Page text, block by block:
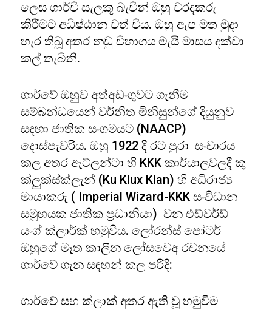
ලෙස ගාර්වි සැලකූ බැවින් ඔහු වරදකරු
කිරීමට අධිෂ්ඨාන වත් විය. ඔහු ඇප මත මුදා
හැර තිබූ අතර නඩු විභාගය මැයි මාසය දක්වා
කල් තැබිනි.
ගාර්වේ ඔහුව අත්අඩංගුවට ගැනීම
සම්බන්ධයෙන් වර්නිත මිනිසුන්ගේ දියුනුව
සඳහා ජාතික සංගමයට (NAACP)
දොස්පැවරීය. ඔහු 1922 දී රට පුරා සංචාරය
කල අතර ඇට්ලන්ටා හි KKK කාර්යාලවලදී කු
ක්ලුක්ස්ක්ලැන් (Ku Klux Klan) හි අධිරාජ්‍ය
මායාකරු ( Imperial Wizard-KKK සංවිධාන
සමූහයක ජාතික ප්‍රධානියා) වන එඩ්වර්ඩ්
යංග් ක්ලාර්ක් හමුවිය. ලෝරන්ස් පෝටර්
ඔහුගේ මෑත කාලීන ලෝසවෙඅ රචනයේ
ගාර්වේ ගැන සඳහන් කල පරිදි:
ගාර්වේ සහ ක්ලාක් අතර ඇති වූ හමුවීම